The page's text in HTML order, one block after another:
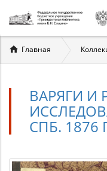
Вы
здесь
Главная
ВАРЯГИ И
СПБ. 1876